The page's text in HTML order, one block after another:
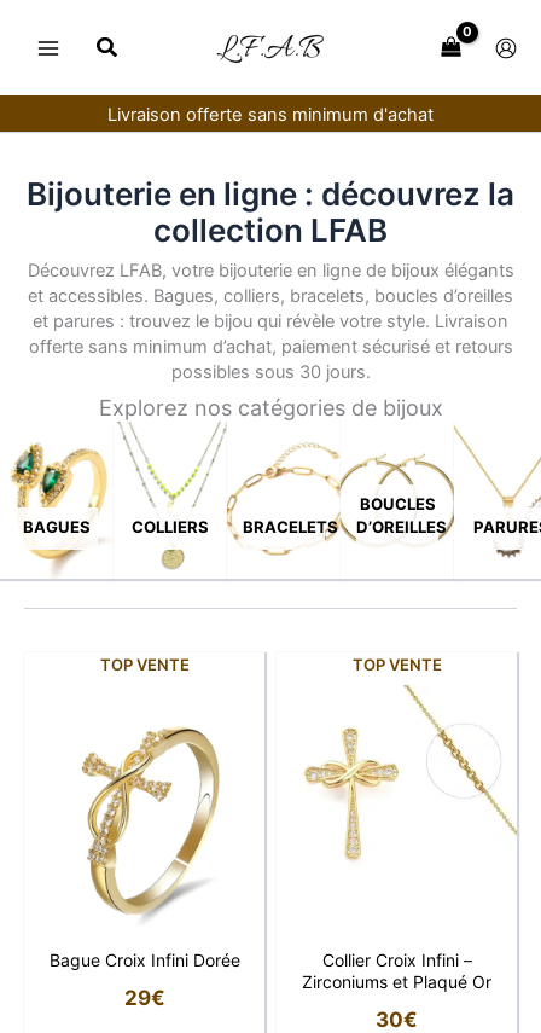
Livraison offerte sans minimum d'achat
Bijouterie en ligne : découvrez la
collection LFAB
Découvrez LFAB, votre bijouterie en ligne de bijoux élégants
et accessibles. Bagues, colliers, bracelets, boucles d’oreilles
et parures : trouvez le bijou qui révèle votre style. Livraison
offerte sans minimum d’achat, paiement sécurisé et retours
possibles sous 30 jours.
Explorez nos catégories de bijoux
BAGUES COLLIERS BRACELETS
BOUCLES
D’OREILLES
TOP VENTE
Bague Croix Infini Dorée
29€
TOP VENTE
Collier Croix Infini –
Zirconiums et Plaqué Or
30€